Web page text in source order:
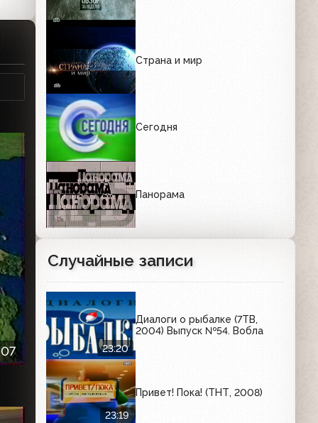
Страна и мир
Сегодня
Панорама
Случайные записи
23:20
Диалоги о рыбалке (7ТВ,
2004) Выпуск №54. Вобла
23:19
Привет! Пока! (ТНТ, 2008)